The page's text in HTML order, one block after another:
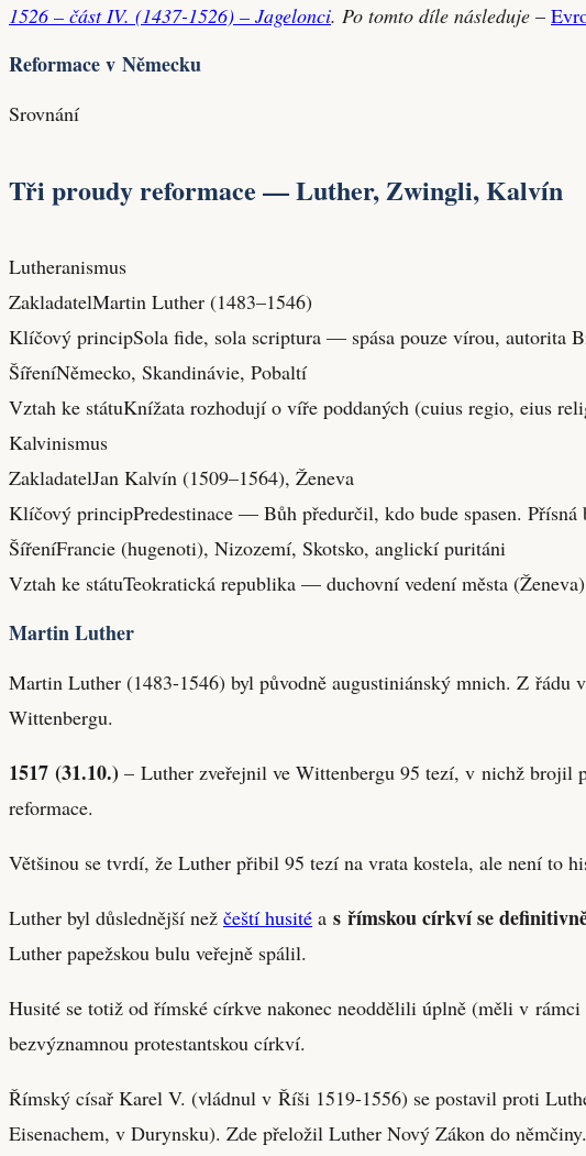
1526 – část IV. (1437-1526) – Jagelonci. Po tomto díle následuje –
Reformace v Německu
Srovnání
Tři proudy reformace — Luther, Zwingli, Kalvín
Lutheranismus
ZakladatelMartin Luther (1483–1546)
Klíčový principSola fide, sola scriptura — spása pouze vírou, autorita
ŠířeníNěmecko, Skandinávie, Pobaltí
Vztah ke státuKnížata rozhodují o víře poddaných (cuius regio, eius
Kalvinismus
ZakladatelJan Kalvín (1509–1564), Ženeva
Klíčový principPredestinace — Bůh předurčil, kdo bude spasen.
ŠířeníFrancie (hugenoti), Nizozemí, Skotsko, anglickí puritáni
Vztah ke státuTeokratická republika — duchovní vedení města (Ženeva)
Martin Luther
Martin Luther (1483-1546) byl původně augustiniánský mnich. Z řádu
Wittenbergu.
1517 (31.10.) – Luther zveřejnil ve Wittenbergu 95 tezí, v nichž brojil
reformace.
Většinou se tvrdí, že Luther přibil 95 tezí na vrata kostela, ale není to
Luther byl důslednější než čeští husité a s římskou církví se
Luther papežskou bulu veřejně spálil.
Husité se totiž od římské církve nakonec neoddělili úplně (měli v
bezvýznamnou protestantskou církví.
Římský císař Karel V. (vládnul v Říši 1519-1556) se postavil proti
Eisenachem, v Durynsku). Zde přeložil Luther Nový Zákon do němčiny.